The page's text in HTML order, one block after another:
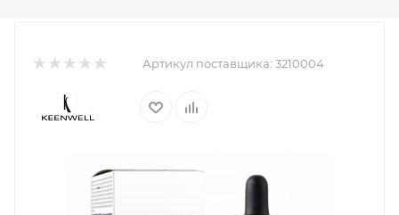
Артикул поставщика: 3210004